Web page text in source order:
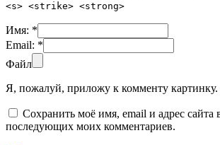
<s> <strike> <strong>
Имя: *
Email: *
Файл
Я, пожалуй, приложу к комменту картинку.
Сохранить моё имя, email и адрес сайта
последующих моих комментариев.